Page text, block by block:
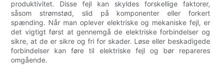
produktivitet. Disse fejl kan skyldes forskellige faktorer,
såsom strømstød, slid på komponenter eller forkert
spænding. Når man oplever elektriske og mekaniske fejl, er
det vigtigt først at gennemgå de elektriske forbindelser og
sikre, at de er sikre og fri for skader. Løse eller beskadigede
forbindelser kan føre til elektriske fejl og bør repareres
omgående.